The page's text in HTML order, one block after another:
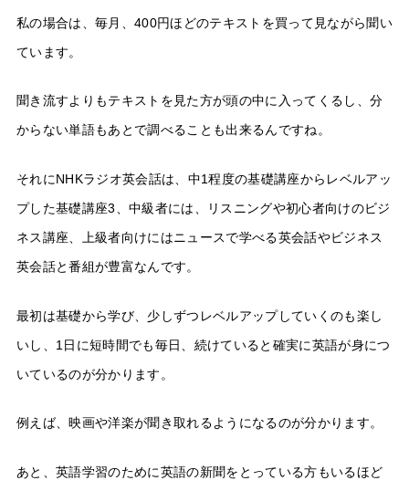
私の場合は、毎月、400円ほどのテキストを買って見ながら聞い
ています。
聞き流すよりもテキストを見た方が頭の中に入ってくるし、分
からない単語もあとで調べることも出来るんですね。
それにNHKラジオ英会話は、中1程度の基礎講座からレベルアッ
プした基礎講座3、中級者には、リスニングや初心者向けのビジ
ネス講座、上級者向けにはニュースで学べる英会話やビジネス
英会話と番組が豊富なんです。
最初は基礎から学び、少しずつレベルアップしていくのも楽し
いし、1日に短時間でも毎日、続けていると確実に英語が身につ
いているのが分かります。
例えば、映画や洋楽が聞き取れるようになるのが分かります。
あと、英語学習のために英語の新聞をとっている方もいるほど